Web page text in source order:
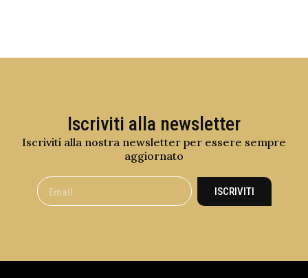
Iscriviti alla newsletter
Iscriviti alla nostra newsletter per essere sempre
aggiornato
ISCRIVITI